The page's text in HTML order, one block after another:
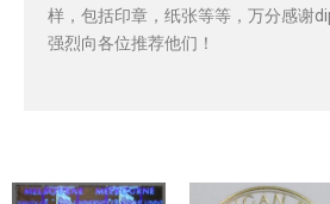
样，包括印章，纸张等等，万分感谢
强烈向各位推荐他们！